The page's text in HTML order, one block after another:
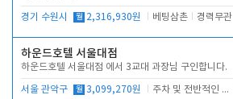
경기 수원시 월 2,316,930원 베팅삼촌 경력무관
하운드호텔 서울대점
하운드호텔 서울대점 에서 3교대 과장님 구인합니다.
서울 관악구 월 3,099,270원 주차 및 전반적인 당번업무